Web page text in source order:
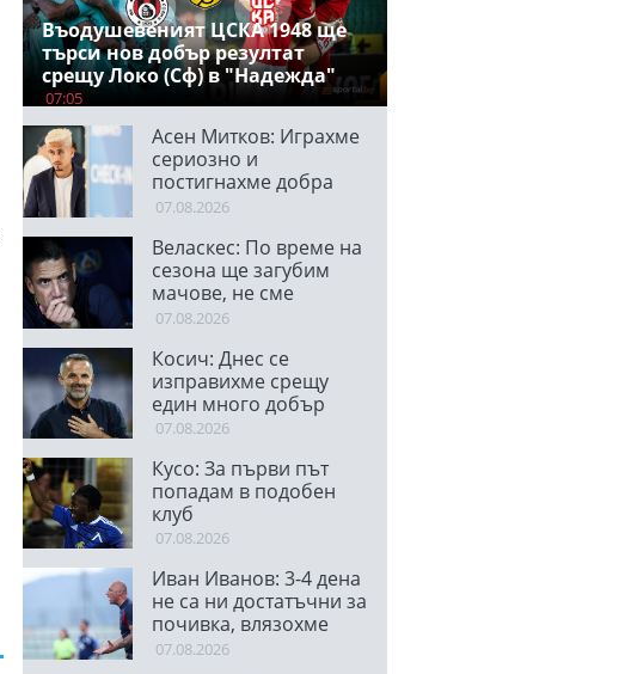
Въодушевеният ЦСКА 1948 ще
търси нов добър резултат
срещу Локо (Сф) в "Надежда"
07:05
Асен Митков: Играхме
сериозно и
постигнахме добра
победа срещу труден
07.08.2026
Веласкес: По време на
сезона ще загубим
мачове, не сме
супергерои
07.08.2026
Косич: Днес се
изправихме срещу
един много добър
отбор
07.08.2026
Кусо: За първи път
попадам в подобен
клуб
07.08.2026
Иван Иванов: 3-4 дена
не са ни достатъчни за
почивка, влязохме
малко уморени
07.08.2026